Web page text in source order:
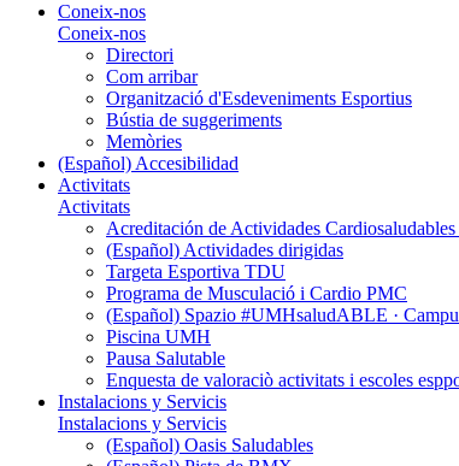
Coneix-nos
Coneix-nos
Directori
Com arribar
Organització d'Esdeveniments Esportius
Bústia de suggeriments
Memòries
(Español) Accesibilidad
Activitats
Activitats
Acreditación de Actividades
(Español) Actividades dirigidas
Targeta Esportiva TDU
Programa de Musculació i Cardio PMC
(Español) Spazio #UMHsaludABLE ·
Piscina UMH
Pausa Salutable
Enquesta de valoraciò activitats i escoles
Instalacions y Servicis
Instalacions y Servicis
(Español) Oasis Saludables